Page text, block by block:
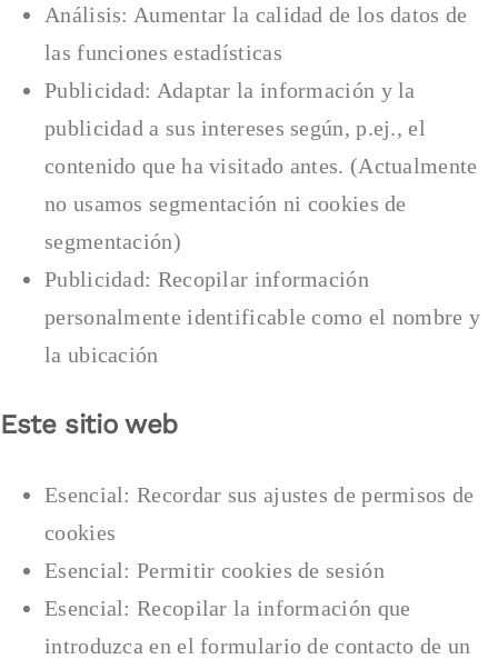
Análisis: Aumentar la calidad de los datos de
las funciones estadísticas
Publicidad: Adaptar la información y la
publicidad a sus intereses según, p.ej., el
contenido que ha visitado antes. (Actualmente
no usamos segmentación ni cookies de
segmentación)
Publicidad: Recopilar información
personalmente identificable como el nombre y
la ubicación
Este sitio web
Esencial: Recordar sus ajustes de permisos de
cookies
Esencial: Permitir cookies de sesión
Esencial: Recopilar la información que
introduzca en el formulario de contacto de un